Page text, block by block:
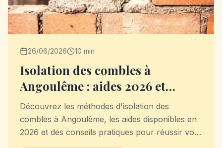
26/06/2026 10 min
Isolation des combles à
Angoulême : aides 2026 et
méthodes | Clean Mur Toiture
Découvrez les méthodes d'isolation des
combles à Angoulême, les aides disponibles en
2026 et des conseils pratiques pour réussir vos